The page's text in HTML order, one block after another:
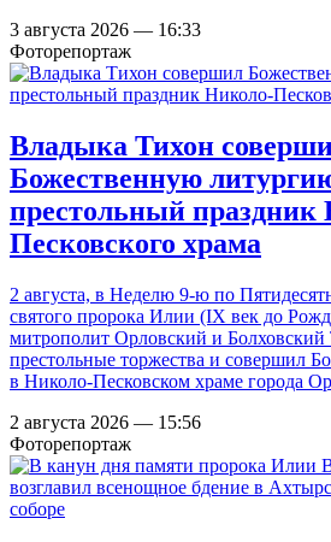
3 августа 2026 — 16:33
Фоторепортаж
Владыка Тихон
Божественную
престольный праздник
Песковского храма
2 августа, в Неделю 9-ю по
святого пророка Илии (IX век до
митрополит Орловский и Болховский
престольные торжества и совершил
в Николо-Песковском храме города
2 августа 2026 — 15:56
Фоторепортаж